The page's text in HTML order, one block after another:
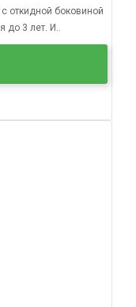
откидной боковиной
до 3 лет. И..